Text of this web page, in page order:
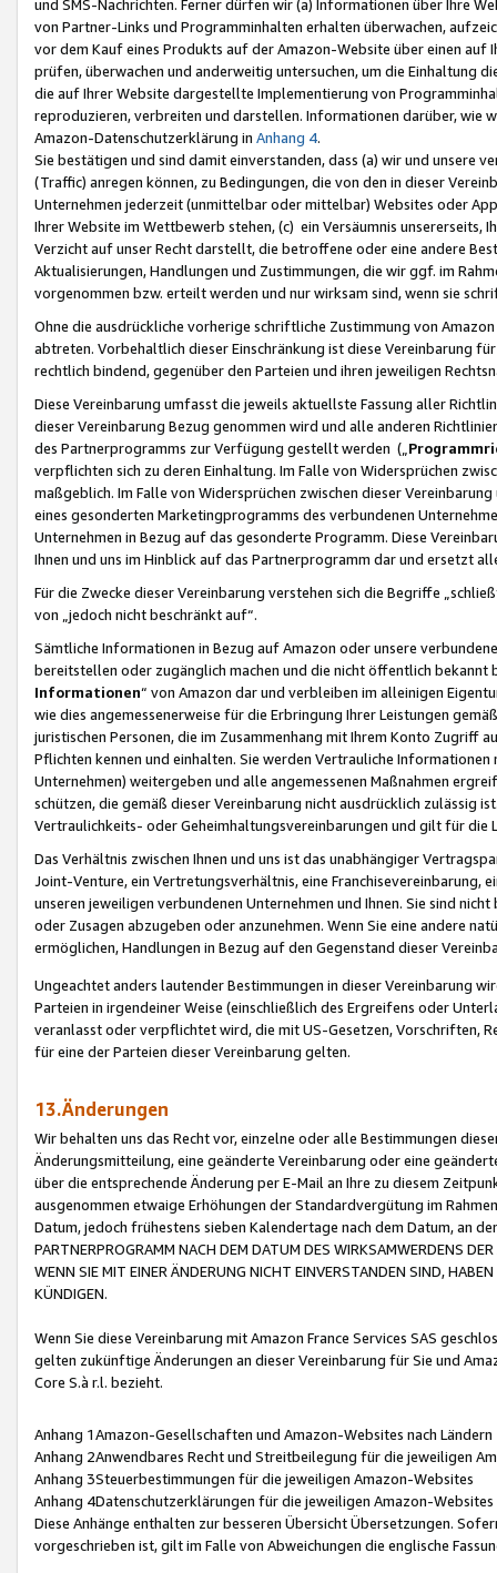
und SMS-Nachrichten. Ferner dürfen wir (a) Informationen über Ihre
von Partner-Links und Programminhalten erhalten überwachen,
vor dem Kauf eines Produkts auf der Amazon-Website über einen
prüfen, überwachen und anderweitig untersuchen, um die Einhaltung
die auf Ihrer Website dargestellte Implementierung von
reproduzieren, verbreiten und darstellen. Informationen darüber, wie
Amazon-Datenschutzerklärung in Anhang 4.
Sie bestätigen und sind damit einverstanden, dass (a) wir und
(Traffic) anregen können, zu Bedingungen, die von den in dieser
Unternehmen jederzeit (unmittelbar oder mittelbar) Websites oder
Ihrer Website im Wettbewerb stehen, (c) ein Versäumnis unsererseits,
Verzicht auf unser Recht darstellt, die betroffene oder eine andere
Aktualisierungen, Handlungen und Zustimmungen, die wir ggf. im
vorgenommen bzw. erteilt werden und nur wirksam sind, wenn sie
Ohne die ausdrückliche vorherige schriftliche Zustimmung von
abtreten. Vorbehaltlich dieser Einschränkung ist diese Vereinbarung
rechtlich bindend, gegenüber den Parteien und ihren jeweiligen
Diese Vereinbarung umfasst die jeweils aktuellste Fassung aller
dieser Vereinbarung Bezug genommen wird und alle anderen
des Partnerprogramms zur Verfügung gestellt werden („
verpflichten sich zu deren Einhaltung. Im Falle von Widersprüchen
maßgeblich. Im Falle von Widersprüchen zwischen dieser
eines gesonderten Marketingprogramms des verbundenen
Unternehmen in Bezug auf das gesonderte Programm. Diese
Ihnen und uns im Hinblick auf das Partnerprogramm dar und ersetzt
Für die Zwecke dieser Vereinbarung verstehen sich die Begriffe
von „jedoch nicht beschränkt auf“.
Sämtliche Informationen in Bezug auf Amazon oder unsere
bereitstellen oder zugänglich machen und die nicht öffentlich
Informationen“ von Amazon dar und verbleiben im alleinigen
wie dies angemessenerweise für die Erbringung Ihrer Leistungen
juristischen Personen, die im Zusammenhang mit Ihrem Konto
Pflichten kennen und einhalten. Sie werden Vertrauliche
Unternehmen) weitergeben und alle angemessenen Maßnahmen
schützen, die gemäß dieser Vereinbarung nicht ausdrücklich zulässig
Vertraulichkeits- oder Geheimhaltungsvereinbarungen und gilt für die
Das Verhältnis zwischen Ihnen und uns ist das unabhängiger
Joint-Venture, ein Vertretungsverhältnis, eine Franchisevereinbarung,
unseren jeweiligen verbundenen Unternehmen und Ihnen. Sie sind
oder Zusagen abzugeben oder anzunehmen. Wenn Sie eine andere
ermöglichen, Handlungen in Bezug auf den Gegenstand dieser
Ungeachtet anders lautender Bestimmungen in dieser Vereinbarung
Parteien in irgendeiner Weise (einschließlich des Ergreifens oder
veranlasst oder verpflichtet wird, die mit US-Gesetzen, Vorschriften,
für eine der Parteien dieser Vereinbarung gelten.
13.Änderungen
Wir behalten uns das Recht vor, einzelne oder alle Bestimmungen
Änderungsmitteilung, eine geänderte Vereinbarung oder eine
über die entsprechende Änderung per E-Mail an Ihre zu diesem
ausgenommen etwaige Erhöhungen der Standardvergütung im
Datum, jedoch frühestens sieben Kalendertage nach dem Datum, an
PARTNERPROGRAMM NACH DEM DATUM DES WIRKSAMWERDENS
WENN SIE MIT EINER ÄNDERUNG NICHT EINVERSTANDEN SIND,
KÜNDIGEN.
Wenn Sie diese Vereinbarung mit Amazon France Services SAS
gelten zukünftige Änderungen an dieser Vereinbarung für Sie und
Core S.à r.l. bezieht.
Anhang 1Amazon-Gesellschaften und Amazon-Websites nach Ländern
Anhang 2Anwendbares Recht und Streitbeilegung für die jeweiligen
Anhang 3Steuerbestimmungen für die jeweiligen Amazon-Websites
Anhang 4Datenschutzerklärungen für die jeweiligen Amazon-Websites
Diese Anhänge enthalten zur besseren Übersicht Übersetzungen.
vorgeschrieben ist, gilt im Falle von Abweichungen die englische